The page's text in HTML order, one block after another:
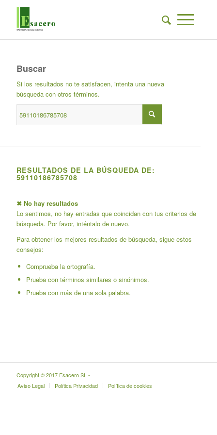
Buscar
Si los resultados no te satisfacen, intenta una nueva
búsqueda con otros términos.
RESULTADOS DE LA BÚSQUEDA DE:
59110186785708
✖ No hay resultados
Lo sentimos, no hay entradas que coincidan con tus criterios de
búsqueda. Por favor, inténtalo de nuevo.
Para obtener los mejores resultados de búsqueda, sigue estos
consejos:
Comprueba la ortografía.
Prueba con términos similares o sinónimos.
Prueba con más de una sola palabra.
Copyright © 2017 Esacero SL -
Aviso Legal
Política Privacidad Política de cookies